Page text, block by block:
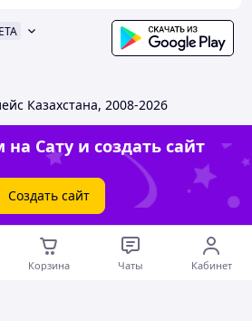
Казахстана, 2008-2026
Сату и создать сайт
Создать сайт
Корзина Чаты Кабинет